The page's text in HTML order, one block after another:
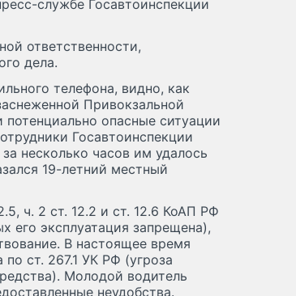
службе Госавтоинспекции
ответственности,
дела.
телефона, видно, как
Привокзальной
опасные ситуации
Госавтоинспекции
несколько часов им удалось
19-летний местный
ч. 2 ст. 12.2 и ст. 12.6 КоАП РФ
его эксплуатация запрещена),
В настоящее время
ст. 267.1 УК РФ (угроза
Молодой водитель
неудобства.